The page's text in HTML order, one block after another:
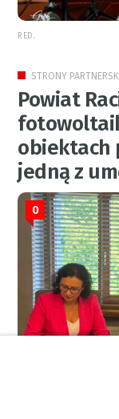
RED.
STRONY
Powiat
obiektach
jedną z
0